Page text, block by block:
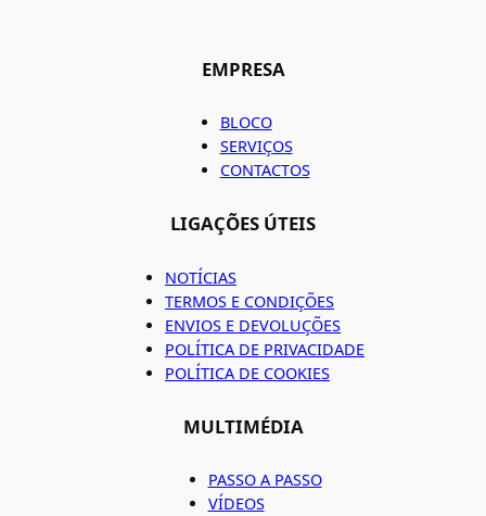
EMPRESA
BLOCO
SERVIÇOS
CONTACTOS
LIGAÇÕES ÚTEIS
NOTÍCIAS
TERMOS E CONDIÇÕES
ENVIOS E DEVOLUÇÕES
POLÍTICA DE PRIVACIDADE
POLÍTICA DE COOKIES
MULTIMÉDIA
PASSO A PASSO
VÍDEOS